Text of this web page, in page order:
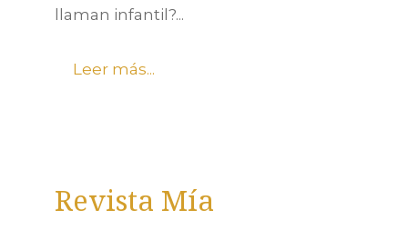
llaman infantil?...
Leer más...
Revista Mía